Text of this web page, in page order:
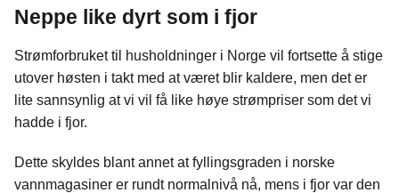
Neppe like dyrt som i fjor
Strømforbruket til husholdninger i Norge vil fortsette å stige
utover høsten i takt med at været blir kaldere, men det er
lite sannsynlig at vi vil få like høye strømpriser som det vi
hadde i fjor.
Dette skyldes blant annet at fyllingsgraden i norske
vannmagasiner er rundt normalnivå nå, mens i fjor var den